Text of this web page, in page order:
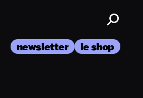
newsletter le shop